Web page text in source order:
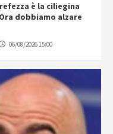
è la ciliegina
dobbiamo alzare
06/08/2026 15:00